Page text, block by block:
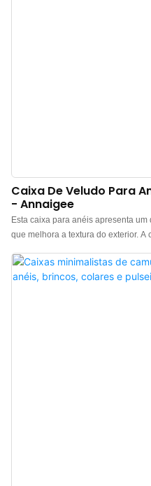
Caixa De Veludo Para
- Annaigee
Esta caixa para anéis apresenta
que melhora a textura do exterior.
interior em veludo macio
que você a abre. A tampa e a base